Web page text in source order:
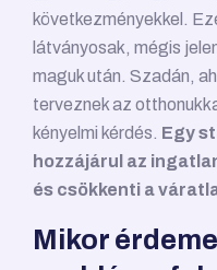
következményekkel.
látványosak, mégis
maguk után. Szadán,
terveznek az
kényelmi kérdés. Egy
hozzájárul az
és csökkenti a
Mikor